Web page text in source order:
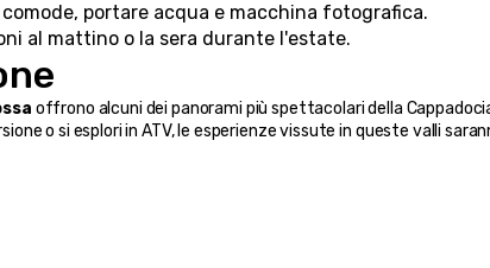
comode, portare acqua e macchina fotografica.
al mattino o la sera durante l'estate.
offrono alcuni dei panorami più spettacolari della
o si esplori in ATV, le esperienze vissute in queste valli